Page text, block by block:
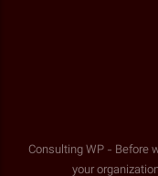
Consulting WP - Before
your